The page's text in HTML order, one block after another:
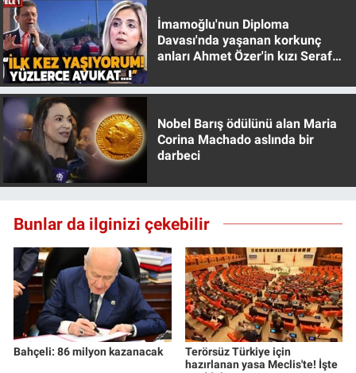
İmamoğlu'nun Diploma
Davası'nda yaşanan korkunç
anları Ahmet Özer'in kızı Seraf
Nobel Barış ödülünü alan Maria
Corina Machado aslında bir
darbeci
Bunlar da ilginizi çekebilir
Bahçeli: 86 milyon kazanacak
Terörsüz Türkiye için
hazırlanan yasa Meclis'te! İşte
Yerel Yaşam
Canlı Yayın